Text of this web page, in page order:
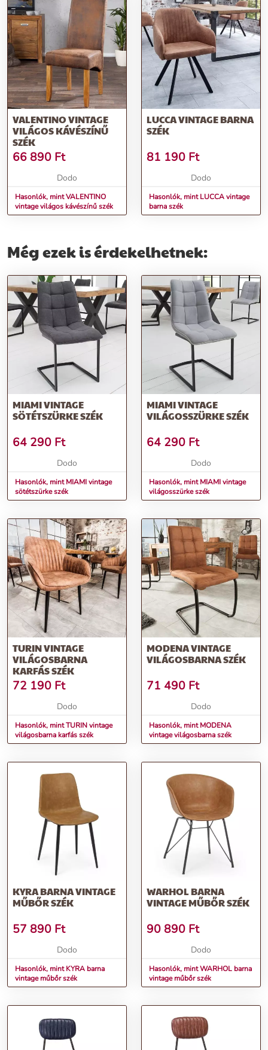
VALENTINO VINTAGE
VILÁGOS KÁVÉSZÍNŰ
SZÉK
66 890 Ft
Dodo
Hasonlók, mint VALENTINO
vintage világos kávészínű szék
LUCCA VINTAGE BARNA
SZÉK
81 190 Ft
Dodo
Hasonlók, mint LUCCA vintage
barna szék
Még ezek is érdekelhetnek:
MIAMI VINTAGE
SÖTÉTSZÜRKE SZÉK
64 290 Ft
Dodo
Hasonlók, mint MIAMI vintage
sötétszürke szék
MIAMI VINTAGE
VILÁGOSSZÜRKE SZÉK
64 290 Ft
Dodo
Hasonlók, mint MIAMI vintage
világosszürke szék
TURIN VINTAGE
VILÁGOSBARNA
KARFÁS SZÉK
72 190 Ft
Dodo
Hasonlók, mint TURIN vintage
világosbarna karfás szék
MODENA VINTAGE
VILÁGOSBARNA SZÉK
71 490 Ft
Dodo
Hasonlók, mint MODENA
vintage világosbarna szék
KYRA BARNA VINTAGE
MŰBŐR SZÉK
57 890 Ft
Dodo
Hasonlók, mint KYRA barna
vintage műbőr szék
WARHOL BARNA
VINTAGE MŰBŐR SZÉK
90 890 Ft
Dodo
Hasonlók, mint WARHOL barna
vintage műbőr szék